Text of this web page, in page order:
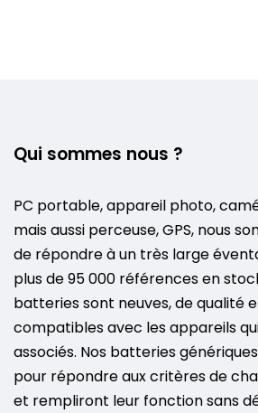
Qui sommes nous ?
PC portable, appareil photo,
mais aussi perceuse, GPS, nous
de répondre à un très large
plus de 95 000 références en
batteries sont neuves, de qualité
compatibles avec les appareils
associés. Nos batteries
pour répondre aux critères de
et rempliront leur fonction sans